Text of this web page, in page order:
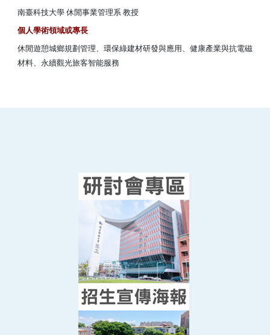
南臺科技大學 休閒事業管理系 教授
個人學術領域或專長
休閒遊憩城鄉規劃管理、環保綠建材研發與應用、健康產業與抗電磁
材料、永續觀光旅客智能服務